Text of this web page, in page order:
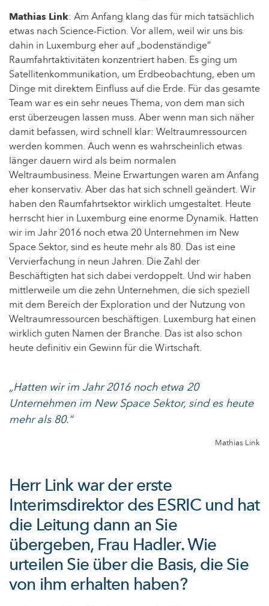
Mathias Link: Am Anfang klang das für mich tatsächlich
etwas nach Science-Fiction. Vor allem, weil wir uns bis
dahin in Luxemburg eher auf „bodenständige“
Raumfahrtaktivitäten konzentriert haben. Es ging um
Satellitenkommunikation, um Erdbeobachtung, eben um
Dinge mit direktem Einfluss auf die Erde. Für das gesamte
Team war es ein sehr neues Thema, von dem man sich
erst überzeugen lassen muss. Aber wenn man sich näher
damit befassen, wird schnell klar: Weltraumressourcen
werden kommen. Auch wenn es wahrscheinlich etwas
länger dauern wird als beim normalen
Weltraumbusiness. Meine Erwartungen waren am Anfang
eher konservativ. Aber das hat sich schnell geändert. Wir
haben den Raumfahrtsektor wirklich umgestaltet. Heute
herrscht hier in Luxemburg eine enorme Dynamik. Hatten
wir im Jahr 2016 noch etwa 20 Unternehmen im New
Space Sektor, sind es heute mehr als 80. Das ist eine
Vervierfachung in neun Jahren. Die Zahl der
Beschäftigten hat sich dabei verdoppelt. Und wir haben
mittlerweile um die zehn Unternehmen, die sich speziell
mit dem Bereich der Exploration und der Nutzung von
Weltraumressourcen beschäftigen. Luxemburg hat einen
wirklich guten Namen der Branche. Das ist also schon
heute definitiv ein Gewinn für die Wirtschaft.
„Hatten wir im Jahr 2016 noch etwa 20
Unternehmen im New Space Sektor, sind es heute
mehr als 80.“
Mathias Link
Herr Link war der erste
Interimsdirektor des ESRIC und hat
die Leitung dann an Sie
übergeben, Frau Hadler. Wie
urteilen Sie über die Basis, die Sie
von ihm erhalten haben?